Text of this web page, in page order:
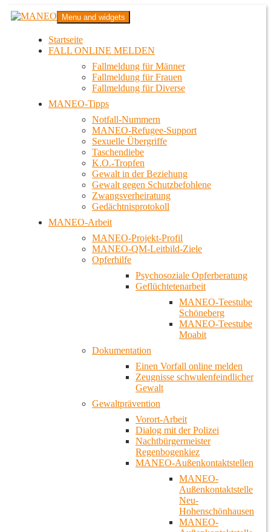
Zum
InhaltMANEO
Das schwule Anti-Gewalt-Projekt in Berlin
Menu and widgets
Startseite
FALL ONLINE MELDEN
Fallmeldung für Männer
Fallmeldung für Frauen
Fallmeldung für Diverse
MANEO-Tipps
Notfall-Nummern
MANEO-Refugee-Support
Sexuelle Übergriffe
Taschendiebe
K.O.-Tropfen
Gewalt in der Beziehung
Gewalt gegen Schutzbefohlene
Zwangsverheiratung
Gedächtnisprotokoll
MANEO-Arbeit
MANEO-Projekt-Profil
MANEO-QM-Leitbild-Ziele
Opferhilfe
Psychosoziale Opferberatung
Geflüchtetenarbeit
MANEO-Teestube
Schöneberg
MANEO-Teestube
Moabit
Dokumentation
Einen Vorfall online melden
Zeugnisse schwulenfeindlicher
Gewalt
Gewaltprävention
Vorort-Arbeit
Dialog mit der Polizei
Nachtbürgermeister
Regenbogenkiez
MANEO-Außenkontaktstellen
MANEO-
Außenkontaktstelle
Neu-
Hohenschönhausen
MANEO-